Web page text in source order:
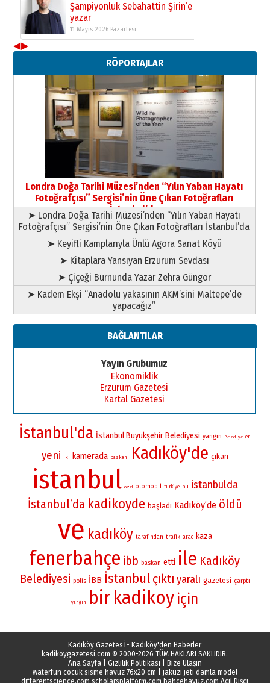
Şampiyonluk Sebahattin Şirin’e
yazar
11 Mayıs 2026 Pazartesi
Neşat YALÇIN
Paranın Aile Kültüründeki Yeri
03 Ağustos 2026 Pazartesi
Yıldırım Gündoğdu
HAVVA’NIN ÜÇ KIZI
09 Temmuz 2026 Perşembe
Yusuf POLAT
Şampiyonluk Sebahattin Şirin’e
yazar
11 Mayıs 2026 Pazartesi
◀▶
RÖPORTAJLAR
Londra Doğa Tarihi Müzesi’nden “Yılın Yaban Hayatı
Fotoğrafçısı” Sergisi’nin Öne Çıkan Fotoğrafları
İstanbul’da
➤ Londra Doğa Tarihi Müzesi’nden “Yılın Yaban Hayatı
Fotoğrafçısı” Sergisi’nin Öne Çıkan Fotoğrafları İstanbul’da
➤ Keyifli Kamplarıyla Ünlü Agora Sanat Köyü
➤ Kitaplara Yansıyan Erzurum Sevdası
➤ Çiçeği Burnunda Yazar Zehra Güngör
➤ Kadem Ekşi “Anadolu yakasının AKM’sini Maltepe’de
yapacağız”
BAĞLANTILAR
Yayın Grubumuz
Ekonomiklik
Erzurum Gazetesi
Kartal Gazetesi
İstanbul'da İstanbul Büyükşehir Belediyesi yangin Belediye en
yeni iki kamerada baskani Kadıköy'de çıkan
istanbul özel otomobil turkiye bu istanbulda
İstanbul’da kadikoyde başladı Kadıköy’de öldü
ve kadıköy tarafından trafik arac kaza
fenerbahçe ibb baskan etti ile Kadıköy
Belediyesi polis İBB İstanbul çıktı yaralı gazetesi çarptı
yangın birkadikoy için
Kadıköy Gazetesİ - Kadıköy'den Haberler
kadikoygazetesi.com © 2000-2026 TÜM HAKLARI SAKLIDIR.
Ana Sayfa
Gizlilik Politikası
Bize Ulaşın
waterfun cocuk sisme havuz 76x20 cm
jakuzi jeti damla model
differentscience.com scholarsplatform.com bahcehavuz.com Acil Dişçi